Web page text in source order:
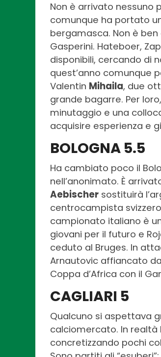
Non è arrivato nessuno
comunque ha portato
bergamasca. Non è
Gasperini. Hateboer,
disponibili, cercando di
quest’anno comunque
Valentin Mihaila, due
grande bagarre. Per
minutaggio e una
acquisire esperienza e
BOLOGNA 5.5
Ha cambiato poco il
nell’anonimato. È
Aebischer sostituirà
centrocampista
campionato italiano è
giovani per il futuro e
ceduto al Bruges. In
Arnautovic affiancato
Coppa d’Africa con il
CAGLIARI 5
Qualcuno si aspettava
calciomercato. In
concretizzando pochi